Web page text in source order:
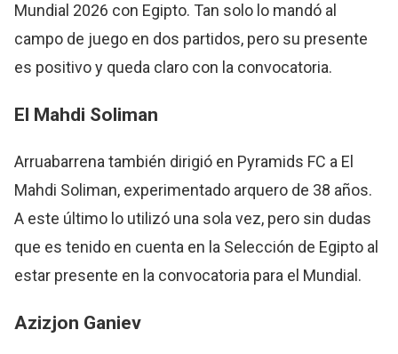
Mundial 2026 con Egipto. Tan solo lo mandó al
campo de juego en dos partidos, pero su presente
es positivo y queda claro con la convocatoria.
El Mahdi Soliman
Arruabarrena también dirigió en Pyramids FC a El
Mahdi Soliman, experimentado arquero de 38 años.
A este último lo utilizó una sola vez, pero sin dudas
que es tenido en cuenta en la Selección de Egipto al
estar presente en la convocatoria para el Mundial.
Azizjon Ganiev